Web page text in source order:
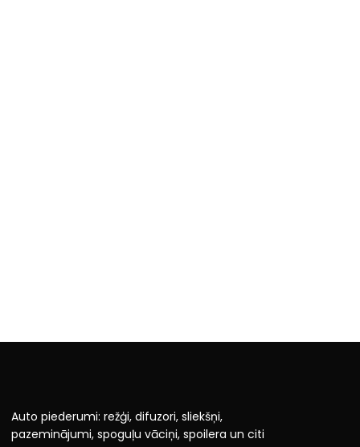
Auto piederumi: režģi, difuzori, sliekšņi,
pazeminājumi, spoguļu vāciņi, spoilera un citi